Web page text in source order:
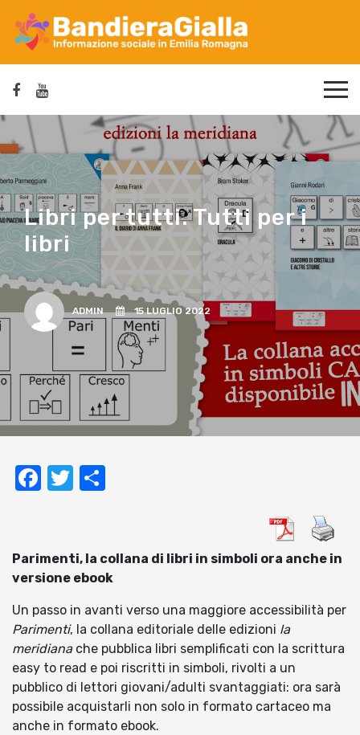
Libri per tutti. Tutti per i
libri
ADMIN 15 LUGLIO 2022
Facebook
Twitter
Parimenti, la collana di libri in simboli ora anche in
versione ebook
Un passo in avanti verso una maggiore accessibilità per
Parimenti, la collana editoriale delle edizioni la
meridiana che pubblica libri semplificati con la scrittura
easy to read e poi riscritti in simboli, rivolti a un
pubblico di lettori giovani/adulti svantaggiati: ora sarà
possibile acquistarli non solo in formato cartaceo ma
anche in formato ebook.